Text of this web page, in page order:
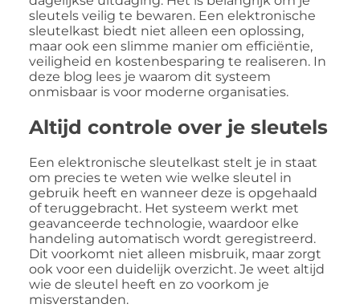
sleutels veilig te bewaren. Een elektronische
sleutelkast biedt niet alleen een oplossing,
maar ook een slimme manier om efficiëntie,
veiligheid en kostenbesparing te realiseren. In
deze blog lees je waarom dit systeem
onmisbaar is voor moderne organisaties.
Altijd controle over je sleutels
Een elektronische sleutelkast stelt je in staat
om precies te weten wie welke sleutel in
gebruik heeft en wanneer deze is opgehaald
of teruggebracht. Het systeem werkt met
geavanceerde technologie, waardoor elke
handeling automatisch wordt geregistreerd.
Dit voorkomt niet alleen misbruik, maar zorgt
ook voor een duidelijk overzicht. Je weet altijd
wie de sleutel heeft en zo voorkom je
misverstanden.